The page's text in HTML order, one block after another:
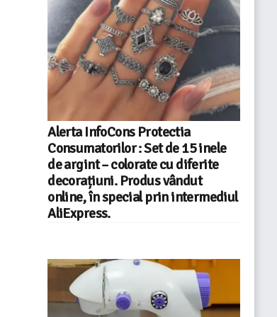
Alerta InfoCons Protectia
Consumatorilor : Set de 15 inele
de argint – colorate cu diferite
decorațiuni. Produs vândut
online, în special prin intermediul
AliExpress.